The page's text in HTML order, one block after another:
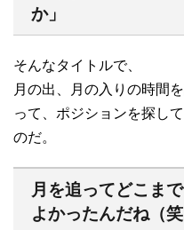
か」
そんなタイトルで、
月の出、月の入りの時間
って、ポジションを探し
のだ。
月を追ってどこま
よかったんだね（笑